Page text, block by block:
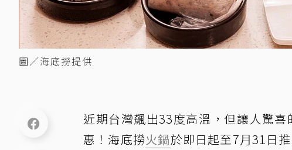
圖／海底撈提供
近期台灣飆出33度高溫，但讓人驚喜
惠！海底撈火鍋於即日起至7月31日